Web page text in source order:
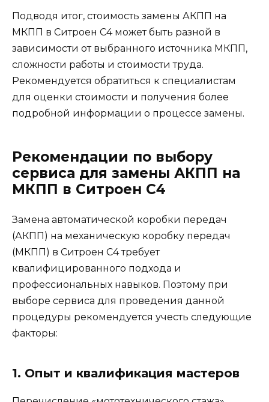
Подводя итог, стоимость замены АКПП на
МКПП в Ситроен С4 может быть разной в
зависимости от выбранного источника МКПП,
сложности работы и стоимости труда.
Рекомендуется обратиться к специалистам
для оценки стоимости и получения более
подробной информации о процессе замены.
Рекомендации по выбору
сервиса для замены АКПП на
МКПП в Ситроен С4
Замена автоматической коробки передач
(АКПП) на механическую коробку передач
(МКПП) в Ситроен С4 требует
квалифицированного подхода и
профессиональных навыков. Поэтому при
выборе сервиса для проведения данной
процедуры рекомендуется учесть следующие
факторы:
1. Опыт и квалификация мастеров